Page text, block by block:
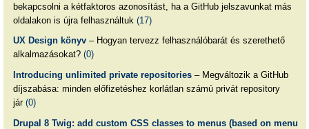
bekapcsolni a kétfaktoros azonosítást, ha a GitHub jelszavunkat más
oldalakon is újra felhasználtuk (17)
UX Design könyv– Hogyan tervezz felhasználóbarát és szerethető
alkalmazásokat? (0)
Introducing unlimited private repositories– Megváltozik a GitHub
díjszabása: minden előfizetéshez korlátlan számú privát repository
jár (0)
Drupal 8 Twig: add custom CSS classes to menus (based on menu